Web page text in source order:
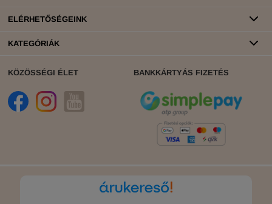
ELÉRHETŐSÉGEINK
KATEGÓRIÁK
KÖZÖSSÉGI ÉLET BANKKÁRTYÁS FIZETÉS